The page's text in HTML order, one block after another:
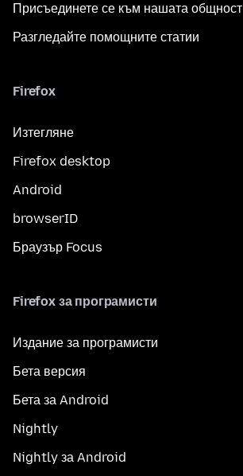
Присъединете се към нашата общност
Разгледайте помощните статии
Firefox
Изтегляне
Firefox desktop
Android
browserID
Браузър Focus
Firefox за програмисти
Издание за програмисти
Бета версия
Бета за Android
Nightly
Nightly за Android